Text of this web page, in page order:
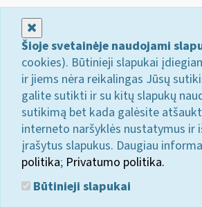
Šioje svetainėje naudojami
cookies). Būtinieji slapukai
ir jiems nėra reikalingas Jūsų
galite sutikti ir su kitų slapukų
sutikimą bet kada galėsite
interneto naršyklės nustatymus ir
įrašytus slapukus. Daugiau
politika; Privatumo politika.
Būtinieji slapukai